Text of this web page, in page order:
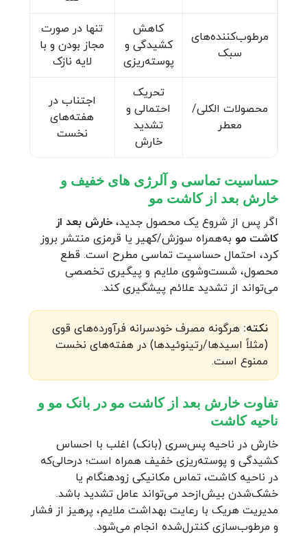
مرطوب‌کننده‌های
سبک
کاهش
کشیدگی و
پوسته‌ریزی
تنها در صورت
مجاز بودن و با
لایه نازک
محصولات الکلی/
معطر
تحریک
احتمالی و
تشدید
خارش
اجتناب در
هفته‌های
نخست
حساسیت تماسی و آلرژی ‌های خفیف و
خارش بعد از کاشت مو
اگر پس از شروع یک محصول جدید،خارش بعد از
کاشت مو به‌همراه سوزش/کهیر یا قرمزی منتشر بروز
کرد، احتمال حساسیت تماسی مطرح است. قطع
محصول، شست‌وشوی ملایم و پیگیری تخصصی
می‌تواند از تشدید علائم پیشگیری کند.
نکته: هرگونه مصرف خودسرانه فرآورده‌های قوی
(مثلاً اسیدها/رتینوئیدها) در هفته‌های نخست
ممنوع است.
تفاوت خارش بعد از کاشت مو در بانک مو و
ناحیه کاشت
خارش در ناحیه پس‌سری (بانک) اغلب با احساس
کشیدگی و پوسته‌ریزی خفیف همراه است؛ درحالی‌که
در ناحیه کاشت، تماس مکانیکی زودهنگام یا
خشک‌شدن بیش‌ازحد می‌تواند عامل تشدید باشد.
مدیریت هریک با رعایت بهداشت ملایم، پرهیز از فشار
و مرطوب‌سازی کنترل‌شده انجام می‌شود.